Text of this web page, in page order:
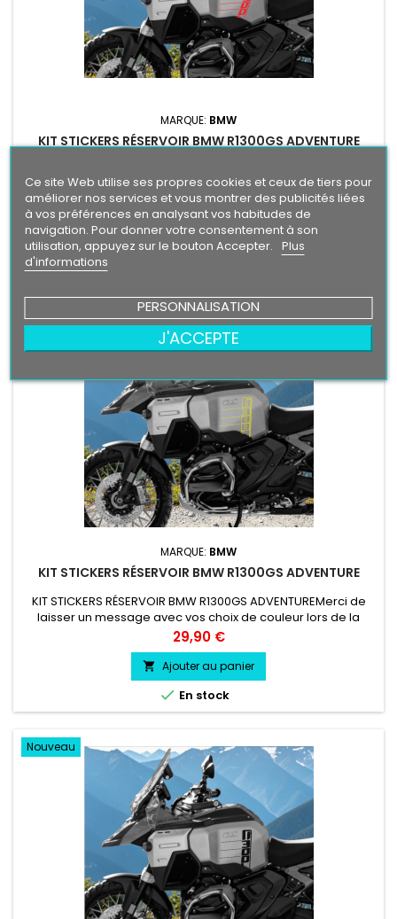
MARQUE: BMW
KIT STICKERS RÉSERVOIR BMW R1300GS ADVENTURE
laisser un message avec vos choix de couleur lors de la
commande COULEUR AU CHOIX vinyle professionnel très
résistant résiste a l'eau, essence, chaleur, froid.
Prix
29,90 €
 Ajouter au panier
Nouveau
MARQUE: BMW
KIT STICKERS RÉSERVOIR BMW R1300GS ADVENTURE
KIT STICKERS RÉSERVOIR BMW R1300GS ADVENTUREMerci de
laisser un message avec vos choix de couleur lors de la
commande COULEUR AU CHOIX vinyle professionnel très
résistant résiste a l'eau, essence, chaleur, froid.
Prix
29,90 €
 Ajouter au panier
 En stock
Nouveau
Ce site Web utilise ses propres cookies et ceux de tiers pour
améliorer nos services et vous montrer des publicités liées
à vos préférences en analysant vos habitudes de
navigation. Pour donner votre consentement à son
utilisation, appuyez sur le bouton Accepter. Plus
d'informations
PERSONNALISATION
J'ACCEPTE